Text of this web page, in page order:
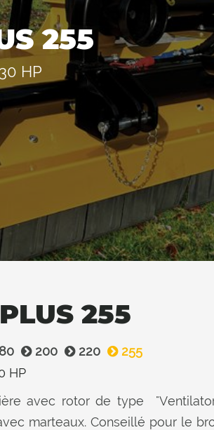
255
HP
255
200 220
255
HP
avec rotor de type
marteaux. Conseillé pour le